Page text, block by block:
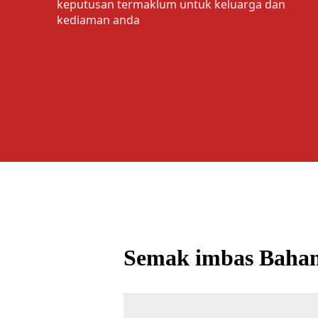
keputusan termaklum untuk keluarga dan
kediaman anda
Semak imbas